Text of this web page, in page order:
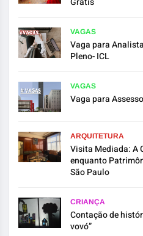
VAGAS
Vaga para
Pleno- ICL
VAGAS
Vaga para
ARQUITETURA
Visita Mediada: A
enquanto
São Paulo
CRIANÇA
Contação de
vovó”